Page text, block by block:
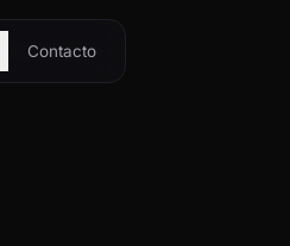
Contacto